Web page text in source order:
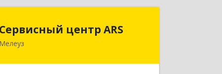
Сервисный центр ARS
Мелеуз
Сервисный центр ARS